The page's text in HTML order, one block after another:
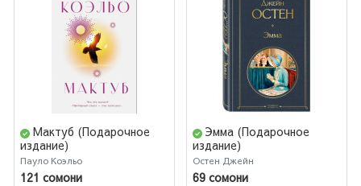
Мактуб (Подарочное
издание)
Пауло Коэльо
121 сомони
Эмма (Подарочное
издание)
Остен Джейн
69 сомони